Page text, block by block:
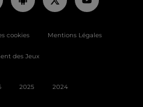
cookies Mentions Légales
des Jeux
2025 2024